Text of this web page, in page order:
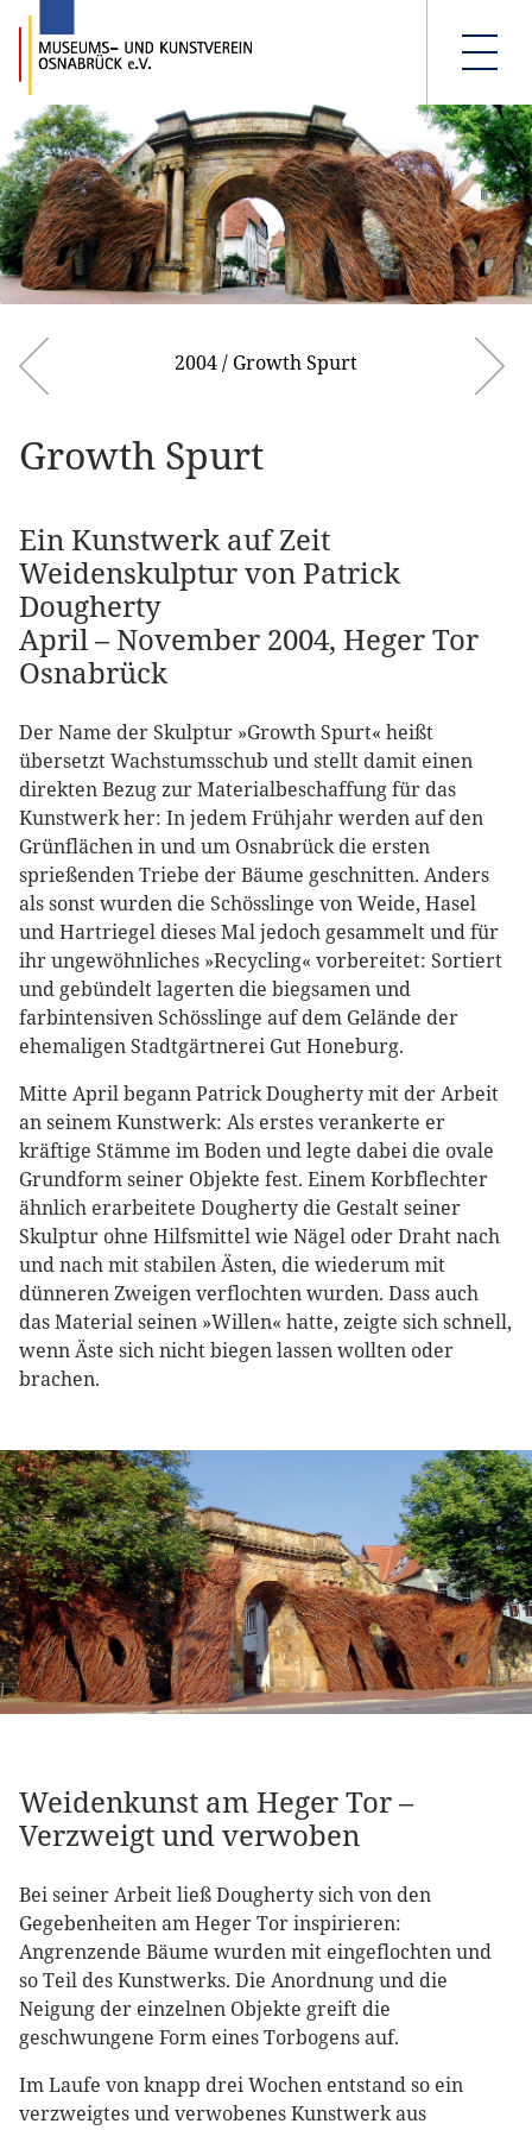
2004 / Growth Spurt
Growth Spurt
Ein Kunstwerk auf Zeit
Weidenskulptur von Patrick
Dougherty
April – November 2004, Heger Tor
Osnabrück
Der Name der Skulptur »Growth Spurt« heißt
übersetzt Wachstumsschub und stellt damit einen
direkten Bezug zur Materialbeschaffung für das
Kunstwerk her: In jedem Frühjahr werden auf den
Grünflächen in und um Osnabrück die ersten
sprießenden Triebe der Bäume geschnitten. Anders
als sonst wurden die Schösslinge von Weide, Hasel
und Hartriegel dieses Mal jedoch gesammelt und für
ihr ungewöhnliches »Recycling« vorbereitet: Sortiert
und gebündelt lagerten die biegsamen und
farbintensiven Schösslinge auf dem Gelände der
ehemaligen Stadtgärtnerei Gut Honeburg.
Mitte April begann Patrick Dougherty mit der Arbeit
an seinem Kunstwerk: Als erstes verankerte er
kräftige Stämme im Boden und legte dabei die ovale
Grundform seiner Objekte fest. Einem Korbflechter
ähnlich erarbeitete Dougherty die Gestalt seiner
Skulptur ohne Hilfsmittel wie Nägel oder Draht nach
und nach mit stabilen Ästen, die wiederum mit
dünneren Zweigen verflochten wurden. Dass auch
das Material seinen »Willen« hatte, zeigte sich schnell,
wenn Äste sich nicht biegen lassen wollten oder
brachen.
Weidenkunst am Heger Tor –
Verzweigt und verwoben
Bei seiner Arbeit ließ Dougherty sich von den
Gegebenheiten am Heger Tor inspirieren:
Angrenzende Bäume wurden mit eingeflochten und
so Teil des Kunstwerks. Die Anordnung und die
Neigung der einzelnen Objekte greift die
geschwungene Form eines Torbogens auf.
Im Laufe von knapp drei Wochen entstand so ein
verzweigtes und verwobenes Kunstwerk aus